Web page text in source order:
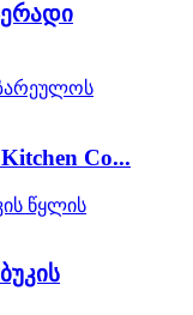
Co...